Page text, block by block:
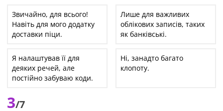
Звичайно, для всього!
Навіть для мого додатку
доставки піци.
Лише для важливих
облікових записів, таких
як банківські.
Я налаштував її для
деяких речей, але
постійно забуваю коди.
Ні, занадто багато
клопоту.
3/7